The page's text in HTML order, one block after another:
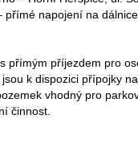
napojení na
přímým příjezdem pro
k dispozici přípojky
vhodný pro
činnost.